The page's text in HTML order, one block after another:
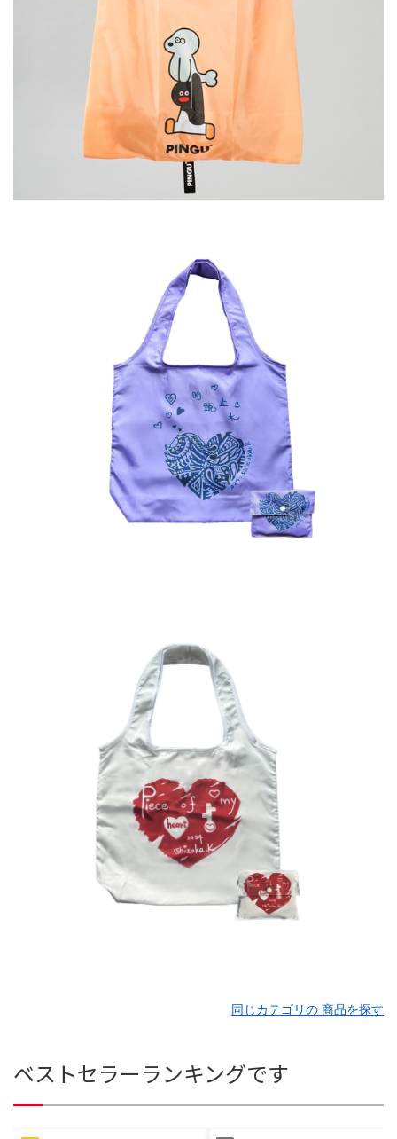
同じカテゴリの 商品を探す
ベストセラーランキングです